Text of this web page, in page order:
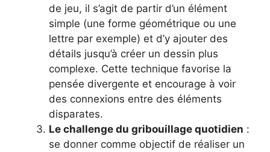
de jeu, il s’agit de partir d’un élément
simple (une forme géométrique ou une
lettre par exemple) et d’y ajouter des
détails jusqu’à créer un dessin plus
complexe. Cette technique favorise la
pensée divergente et encourage à voir
des connexions entre des éléments
disparates.
Le challenge du gribouillage quotidien :
se donner comme objectif de réaliser un